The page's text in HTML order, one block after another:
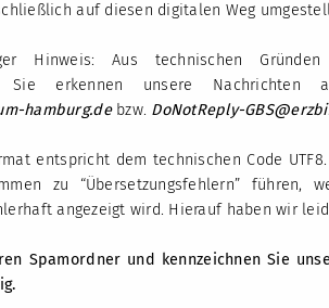
auf diesen digitalen Weg
Hinweis: Aus technischen
Sie erkennen unsere
hamburg.debzw. DoNotReply-
entspricht dem technischen Code
zu “Übersetzungsfehlern” führen,
angezeigt wird. Hierauf haben wir
Spamordner und kennzeichnen Sie